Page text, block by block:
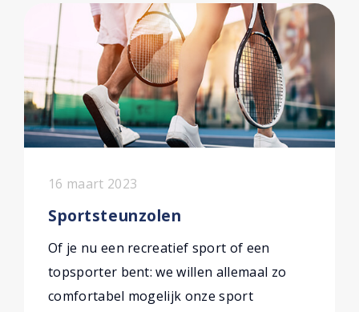
16 maart 2023
Sportsteunzolen
Of je nu een recreatief sport of een
topsporter bent: we willen allemaal zo
comfortabel mogelijk onze sport